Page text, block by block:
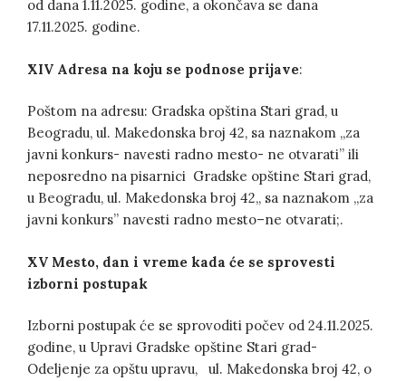
od dana 1.11.2025. godine, a okončava se dana
17.11.2025. godine.
XIV Adresa na koju se podnose prijave:
Poštom na adresu: Gradska opština Stari grad, u
Beogradu, ul. Makedonska broj 42, sa naznakom „za
javni konkurs- navesti radno mesto- ne otvarati” ili
neposredno na pisarnici Gradske opštine Stari grad,
u Beogradu, ul. Makedonska broj 42,, sa naznakom „za
javni konkurs” navesti radno mesto–ne otvarati;.
XV Mesto, dan i vreme kada će se sprovesti
izborni postupak
Izborni postupak će se sprovoditi počev od 24.11.2025.
godine, u Upravi Gradske opštine Stari grad-
Odeljenje za opštu upravu, ul. Makedonska broj 42, o